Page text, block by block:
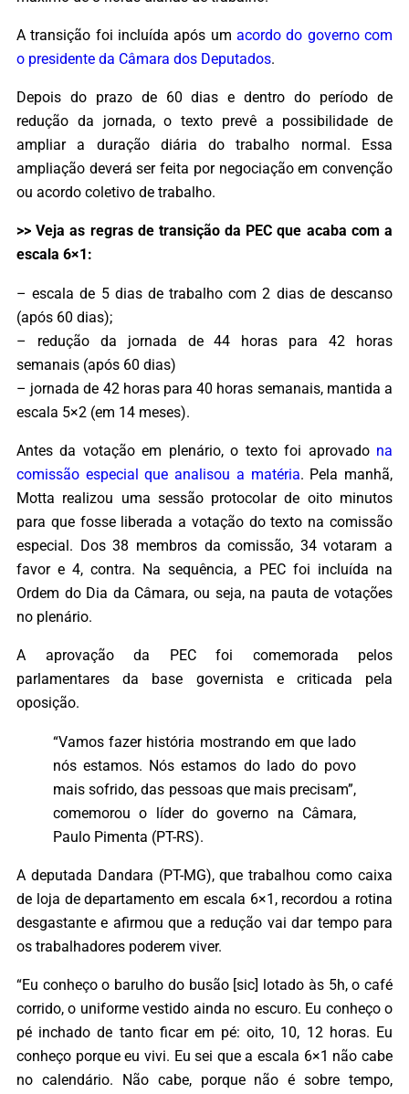
A transição foi incluída após um acordo do governo com
o presidente da Câmara dos Deputados.
Depois do prazo de 60 dias e dentro do período de
redução da jornada, o texto prevê a possibilidade de
ampliar a duração diária do trabalho normal. Essa
ampliação deverá ser feita por negociação em convenção
ou acordo coletivo de trabalho.
>> Veja as regras de transição da PEC que acaba com a
escala 6×1:
– escala de 5 dias de trabalho com 2 dias de descanso
(após 60 dias);
– redução da jornada de 44 horas para 42 horas
semanais (após 60 dias)
– jornada de 42 horas para 40 horas semanais, mantida a
escala 5×2 (em 14 meses).
Antes da votação em plenário, o texto foi aprovado na
comissão especial que analisou a matéria. Pela manhã,
Motta realizou uma sessão protocolar de oito minutos
para que fosse liberada a votação do texto na comissão
especial. Dos 38 membros da comissão, 34 votaram a
favor e 4, contra. Na sequência, a PEC foi incluída na
Ordem do Dia da Câmara, ou seja, na pauta de votações
no plenário.
A aprovação da PEC foi comemorada pelos
parlamentares da base governista e criticada pela
oposição.
“Vamos fazer história mostrando em que lado
nós estamos. Nós estamos do lado do povo
mais sofrido, das pessoas que mais precisam”,
comemorou o líder do governo na Câmara,
Paulo Pimenta (PT-RS).
A deputada Dandara (PT-MG), que trabalhou como caixa
de loja de departamento em escala 6×1, recordou a rotina
desgastante e afirmou que a redução vai dar tempo para
os trabalhadores poderem viver.
“Eu conheço o barulho do busão [sic] lotado às 5h, o café
corrido, o uniforme vestido ainda no escuro. Eu conheço o
pé inchado de tanto ficar em pé: oito, 10, 12 horas. Eu
conheço porque eu vivi. Eu sei que a escala 6×1 não cabe
no calendário. Não cabe, porque não é sobre tempo,